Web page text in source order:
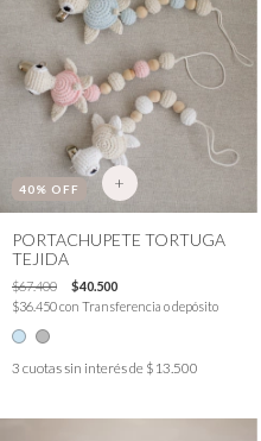
40% OFF +
PORTACHUPETE TORTUGA
TEJIDA
$67.400
$40.500
$36.450con Transferencia o depósito
3 cuotas sin interés de $13.500